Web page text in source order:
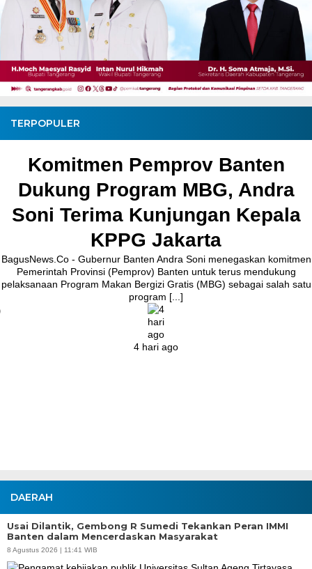
TERPOPULER
Pembangunan Jalan Ceplak–
Kronjo Sepanjang 11 Kilometer,
Bupati Tangerang: Awasi
Bersama
BagusNews.Co – Bupati Tangerang Moch. Maesyal Rasyid,
melakukan peletakan batu pertama (Groundbreaking) rekonstruksi
Jalan Ceplak–Penjamuran dan Jalan Penjamuran–Kronjo, awal
Agustus 2026.Pada acara tersebut, Bupati Maesyal [...]
3 hari ago
DAERAH
Usai Dilantik, Gembong R Sumedi Tekankan Peran IMMI
Banten dalam Mencerdaskan Masyarakat
8 Agustus 2026 | 11:41 WIB